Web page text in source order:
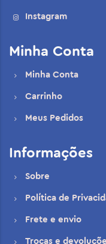
Instagram
Minha Conta
Minha Conta
Carrinho
Meus Pedidos
Informações
Sobre
Política de
Frete e envio
Trocas e